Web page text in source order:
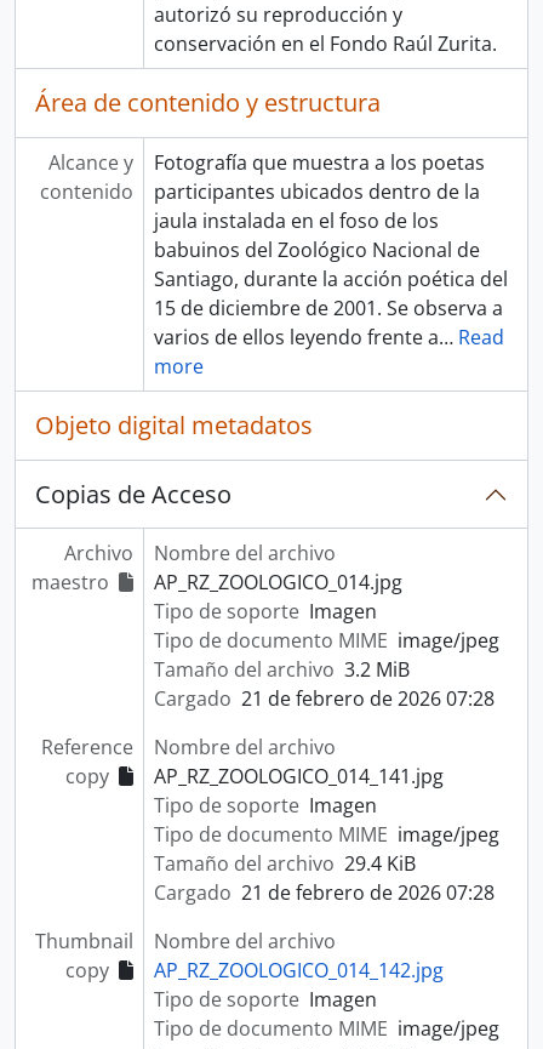
autorizó su reproducción y
conservación en el Fondo Raúl Zurita.
Área de contenido y estructura
Alcance y
contenido
Fotografía que muestra a los poetas
participantes ubicados dentro de la
jaula instalada en el foso de los
babuinos del Zoológico Nacional de
Santiago, durante la acción poética del
15 de diciembre de 2001. Se observa a
varios de ellos leyendo frente a… Read
more
Objeto digital metadatos
Copias de Acceso
Archivo
maestro
Nombre del archivo
AP_RZ_ZOOLOGICO_014.jpg
Tipo de soporte Imagen
Tipo de documento MIME image/jpeg
Tamaño del archivo 3.2 MiB
Cargado 21 de febrero de 2026 07:28
Reference
copy
Nombre del archivo
AP_RZ_ZOOLOGICO_014_141.jpg
Tipo de soporte Imagen
Tipo de documento MIME image/jpeg
Tamaño del archivo 29.4 KiB
Cargado 21 de febrero de 2026 07:28
Thumbnail
copy
Nombre del archivo
AP_RZ_ZOOLOGICO_014_142.jpg
Tipo de soporte Imagen
Tipo de documento MIME image/jpeg